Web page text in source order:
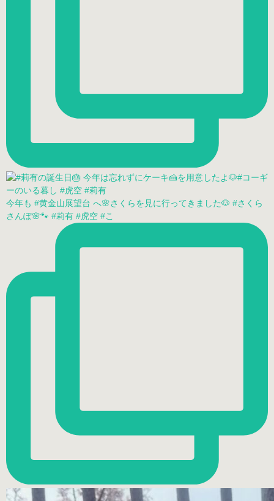
今年も #黄金山展望台 へ🌸さくらを見に行ってきました🐶 #さくら
さんぽ🌸🐾 #莉有 #虎空 #こ